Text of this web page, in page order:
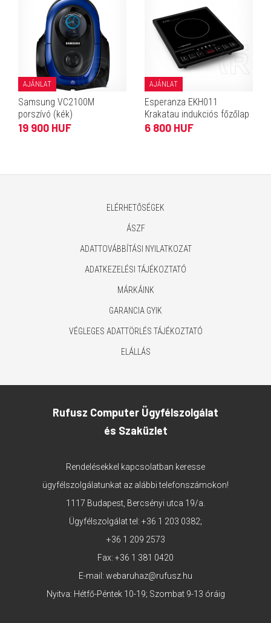
AJÁNLAT
Samsung VC2100M
porszívó (kék)
19 900 HUF
AJÁNLAT
Esperanza EKH011
Krakatau indukciós főzőlap
6 800 HUF
ELÉRHETŐSÉGEK
ÁSZF
ADATTOVÁBBÍTÁSI NYILATKOZAT
ADATKEZELÉSI TÁJÉKOZTATÓ
MÁRKÁINK
GARANCIA GYIK
VÉGLEGES ADATTÖRLÉS TÁJÉKOZTATÓ
ELÁLLÁS
Rufusz Computer Ügyfélszolgálat
és Szaküzlet
Rendelésekkel kapcsolatban keresse
ügyfélszolgálatunkat az alábbi telefonszámokon!
1117 Budapest, Bercsényi utca 19/a.
Ügyfélszolgálat tel: +36 1 203 0382;
+36 1 209 2573
Fax: +36 1 381 0420
E-mail: webaruhaz@rufusz.hu
Nyitva: Hétfő-Péntek 10-19; Szombat 9-13 óráig